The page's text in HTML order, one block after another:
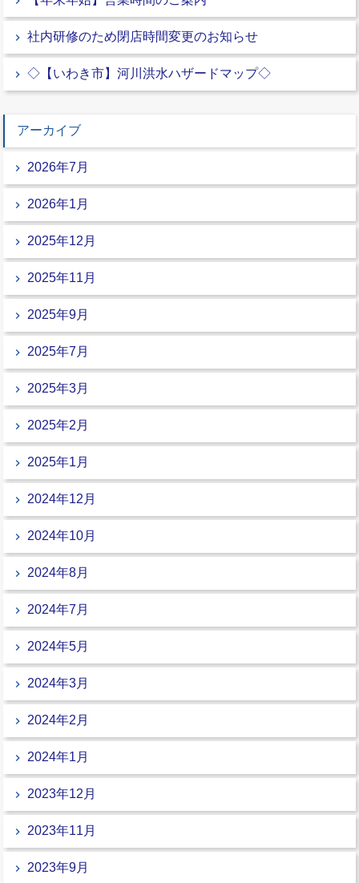
社内研修のため閉店時間変更のお知らせ
◇【いわき市】河川洪水ハザードマップ◇
アーカイブ
2026年7月
2026年1月
2025年12月
2025年11月
2025年9月
2025年7月
2025年3月
2025年2月
2025年1月
2024年12月
2024年10月
2024年8月
2024年7月
2024年5月
2024年3月
2024年2月
2024年1月
2023年12月
2023年11月
2023年9月